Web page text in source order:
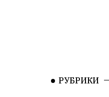
РУБРИКИ